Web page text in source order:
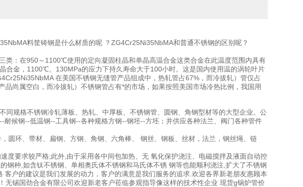
料筐铸钢是什么材质的呢 ？ZG4Cr25Ni35NbMA和普通不锈钢的区别呢？
：在950～1100℃使用的定向凝固柱晶和单晶高温合金这类合金在此温度范围内具有
合金，1100℃、130MPa的应力下持久寿命大于100小时。这是国内使用温的涡轮叶片
在美国不锈钢无缝管产品组成中，热轧管占67%，而冷拔轧）管仅占
尚属空白，而冷拔轧）不锈钢管占有*的市场，如果按照美国市场冷热比例，我国用
规格不锈钢冷轧薄板、热轧、中厚板、不锈钢管、圆钢、角钢型材等的大型企业。公
候钢--低温钢--工具钢--各种规格方钢--钢坯--方坯；并供应各种法兰、阀门各种管件
环、带材、扁钢、方钢、角钢、六角棒、 钢丝、钢板、丝材，法兰，钢丝绳、链
度要求较严格;此外,由于采用各中间包加热、无 氧化保护浇注、电磁搅拌及液面自动控
钢种,如含钛不锈钢、单相奥氏体不锈钢和马氏体不锈 钢等也能顺利浇注,扩大了不锈钢
户的建议是我们发展的动力，客户的满意是我们服务的追求.欢迎各界新老朋友惠顾本
锡国劲合金有限公司欢迎新老客户莅临参观指导像这样的技术性企业 现货g锅炉管价